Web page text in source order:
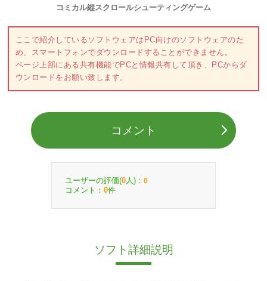
コミカル縦スクロールシューティングゲーム
ここで紹介しているソフトウェアはPC向けのソフトウェアのた
め、スマートフォンでダウンロードすることができません。
ページ上部にある共有機能でPCと情報共有して頂き、PCからダ
ウンロードをお願い致します。
コメント
ユーザーの評価(0 人)： 0
コメント： 0件
ソフト詳細説明